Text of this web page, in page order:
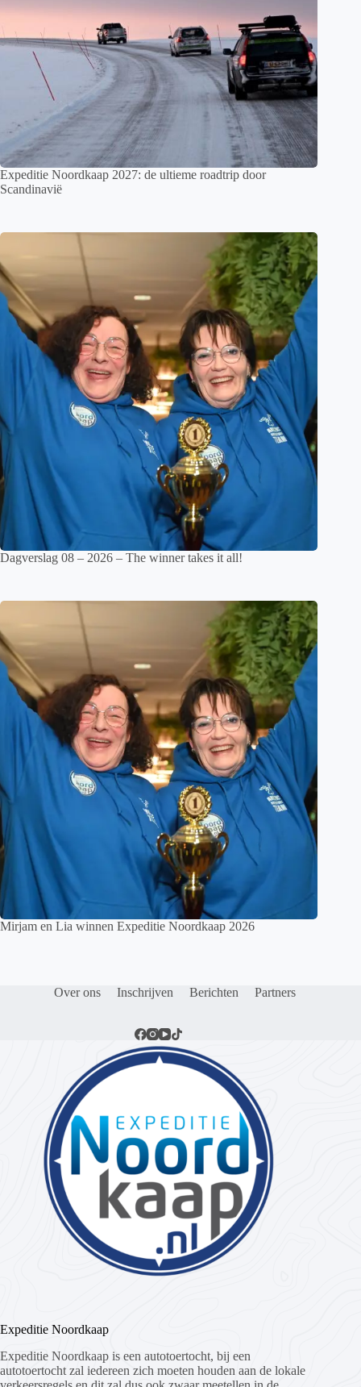
Expeditie Noordkaap 2027: de ultieme roadtrip door
Scandinavië
Dagverslag 08 – 2026 – The winner takes it all!
Mirjam en Lia winnen Expeditie Noordkaap 2026
Over ons Inschrijven Berichten Partners
Expeditie Noordkaap
Expeditie Noordkaap is een autotoertocht, bij een
autotoertocht zal iedereen zich moeten houden aan de lokale